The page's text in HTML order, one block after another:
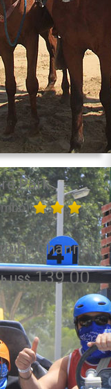
Park
US$139.00